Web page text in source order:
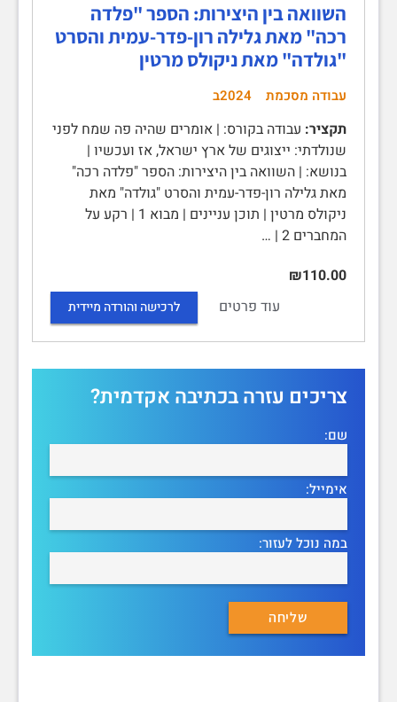
השוואה בין היצירות: הספר "פלדה
רכה" מאת גלילה רון-פדר-עמית והסרט
"גולדה" מאת ניקולס מרטין
עבודה מסכמת 2024ב
תקציר: עבודה בקורס: | אומרים שהיה פה שמח לפני
שנולדתי: ייצוגים של ארץ ישראל, אז ועכשיו |
בנושא: | השוואה בין היצירות: הספר "פלדה רכה"
מאת גלילה רון-פדר-עמית והסרט "גולדה" מאת
ניקולס מרטין | תוכן עניינים | מבוא 1 | רקע על
המחברים 2 | …
₪110.00
עוד פרטים
לרכישה והורדה מיידית
צריכים עזרה בכתיבה אקדמית?
שם:
אימייל:
במה נוכל לעזור: